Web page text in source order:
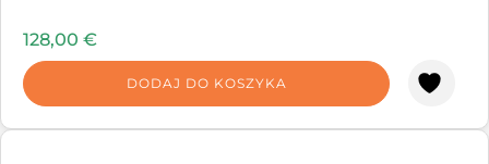
128,00 €
DODAJ DO KOSZYKA